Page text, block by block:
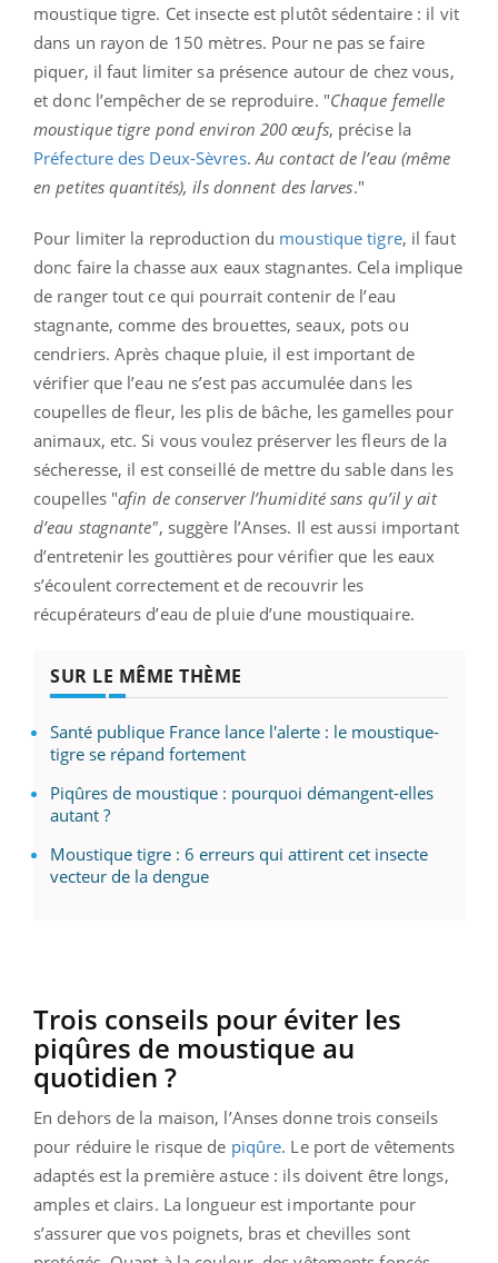
moustique tigre. Cet insecte est plutôt sédentaire : il vit
dans un rayon de 150 mètres. Pour ne pas se faire
piquer, il faut limiter sa présence autour de chez vous,
et donc l’empêcher de se reproduire. "Chaque femelle
moustique tigre pond environ 200 œufs, précise la
Préfecture des Deux-Sèvres. Au contact de l’eau (même
en petites quantités), ils donnent des larves."
Pour limiter la reproduction du moustique tigre, il faut
donc faire la chasse aux eaux stagnantes. Cela implique
de ranger tout ce qui pourrait contenir de l’eau
stagnante, comme des brouettes, seaux, pots ou
cendriers. Après chaque pluie, il est important de
vérifier que l’eau ne s’est pas accumulée dans les
coupelles de fleur, les plis de bâche, les gamelles pour
animaux, etc. Si vous voulez préserver les fleurs de la
sécheresse, il est conseillé de mettre du sable dans les
coupelles "afin de conserver l’humidité sans qu’il y ait
d’eau stagnante", suggère l’Anses. Il est aussi important
d’entretenir les gouttières pour vérifier que les eaux
s’écoulent correctement et de recouvrir les
récupérateurs d’eau de pluie d’une moustiquaire.
SUR LE MÊME THÈME
Santé publique France lance l'alerte : le moustique-
tigre se répand fortement
Piqûres de moustique : pourquoi démangent-elles
autant ?
Moustique tigre : 6 erreurs qui attirent cet insecte
vecteur de la dengue
Trois conseils pour éviter les
piqûres de moustique au
quotidien ?
En dehors de la maison, l’Anses donne trois conseils
pour réduire le risque de piqûre. Le port de vêtements
adaptés est la première astuce : ils doivent être longs,
amples et clairs. La longueur est importante pour
s’assurer que vos poignets, bras et chevilles sont